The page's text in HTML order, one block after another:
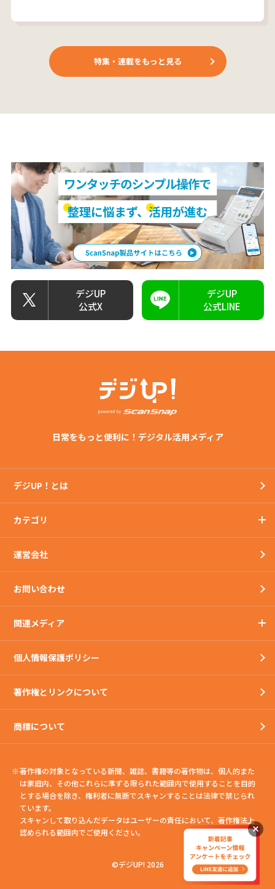
特集・連載をもっと見る
デジUP
公式X
デジUP
公式LINE
日常をもっと便利に！デジタル活用メディア
デジUP！とは
カテゴリ
運営会社
お問い合わせ
関連メディア
個人情報保護ポリシー
著作権とリンクについて
商標について
著作権の対象となっている新聞、雑誌、書籍等の著作物は、個人的また
は家庭内、 その他これらに準ずる限られた範囲内で使用することを目的
とする場合を除き、権利者に無断でスキャンすることは法律で禁じられ
ています。
スキャンして取り込んだデータはユーザーの責任において、著作権法上
認められる範囲内でご使用ください。
©デジUP! 2026